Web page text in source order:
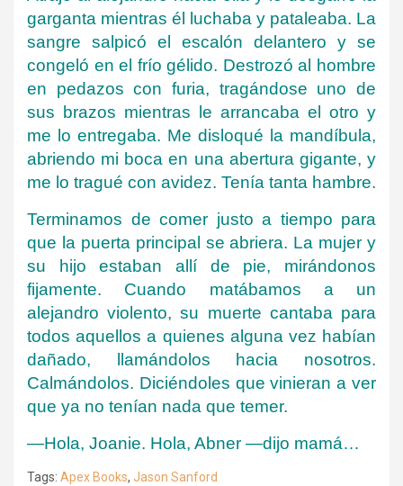
garganta mientras él luchaba y pataleaba. La
sangre salpicó el escalón delantero y se
congeló en el frío gélido. Destrozó al hombre
en pedazos con furia, tragándose uno de
sus brazos mientras le arrancaba el otro y
me lo entregaba. Me disloqué la mandíbula,
abriendo mi boca en una abertura gigante, y
me lo tragué con avidez. Tenía tanta hambre.
Terminamos de comer justo a tiempo para
que la puerta principal se abriera. La mujer y
su hijo estaban allí de pie, mirándonos
fijamente. Cuando matábamos a un
alejandro violento, su muerte cantaba para
todos aquellos a quienes alguna vez habían
dañado, llamándolos hacia nosotros.
Calmándolos. Diciéndoles que vinieran a ver
que ya no tenían nada que temer.
—Hola, Joanie. Hola, Abner —dijo mamá…
Tags: Apex Books, Jason Sanford